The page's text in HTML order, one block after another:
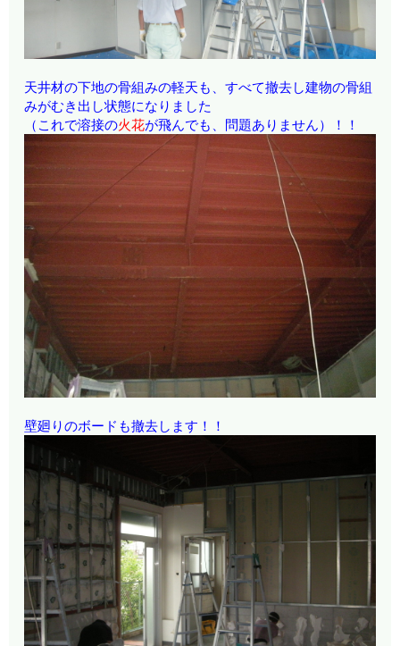
天井材の下地の骨組みの軽天も、すべて撤去し建物の骨組
みがむき出し状態になりました
（これで溶接の火花が飛んでも、問題ありません）！！
壁廻りのボードも撤去します！！